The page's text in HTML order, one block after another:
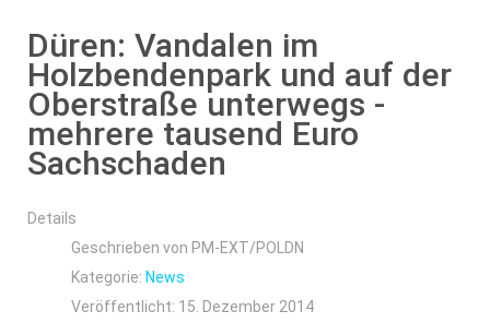
Düren: Vandalen im
Holzbendenpark und auf der
Oberstraße unterwegs -
mehrere tausend Euro
Sachschaden
Details
Geschrieben von PM-EXT/POLDN
Kategorie: News
Veröffentlicht: 15. Dezember 2014